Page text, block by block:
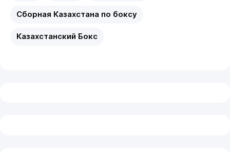
Сборная Казахстана по боксу
Казахстанский Бокс